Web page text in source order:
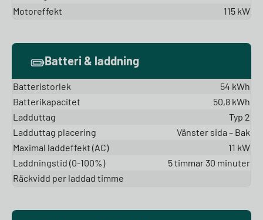
Motoreffekt
115 kW
Batteri & laddning
Batteristorlek
54 kWh
Batterikapacitet
50,8 kWh
Ladduttag
Typ 2
Ladduttag placering
Vänster sida – Bak
Maximal laddeffekt (AC)
11 kW
Laddningstid (0-100%)
5 timmar 30 minuter
Räckvidd per laddad timme